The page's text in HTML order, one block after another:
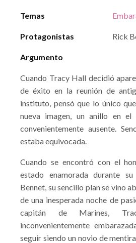
Temas
Protagonistas Rick
Argumento
Cuando Tracy Hall decidió
de éxito en la reunión de
instituto, pensó que lo único
nueva imagen, un anillo en
convenientemente ausente.
estaba equivocada.
Cuando se encontró con el
estado enamorada durante su
Bennet, su sencillo plan se vino
de una inesperada noche de
capitán de Marines,
inconvenientemente
seguir siendo un novio de